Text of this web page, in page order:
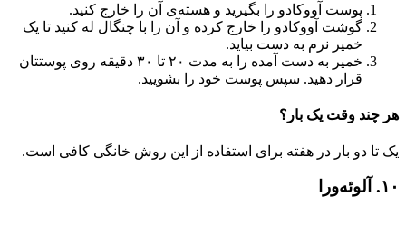
پوست آووکادو را بگیرید و هسته‌ی آن را خارج کنید.
گوشت آووکادو را خارج کرده و آن را با چنگال له کنید تا یک
خمیر نرم به دست بیاید.
خمیر به دست آمده را به مدت ۲۰ تا ۳۰ دقیقه روی پوستتان
قرار دهید. سپس پوست خود را بشویید.
هر چند وقت یک بار؟
یک تا دو بار در هفته برای استفاده از این روش خانگی کافی است.
۱۰. آلوئه‌ورا